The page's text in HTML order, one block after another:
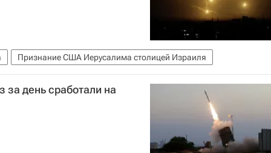
Признание США Иерусалима столицей Израиля
за день сработали на